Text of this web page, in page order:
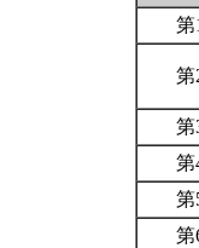
第
第
第
第
第
第